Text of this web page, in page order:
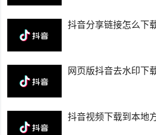
抖音分享链接怎么下
网页版抖音去水印下
抖音视频下载到本地